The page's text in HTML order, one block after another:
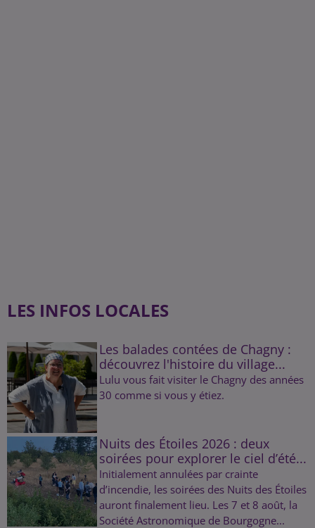
LES INFOS LOCALES
Les balades contées de Chagny :
découvrez l'histoire du village...
Lulu vous fait visiter le Chagny des années
30 comme si vous y étiez.
Nuits des Étoiles 2026 : deux
soirées pour explorer le ciel d’été...
Initialement annulées par crainte
d’incendie, les soirées des Nuits des Étoiles
auront finalement lieu. Les 7 et 8 août, la
Société Astronomique de Bourgogne...